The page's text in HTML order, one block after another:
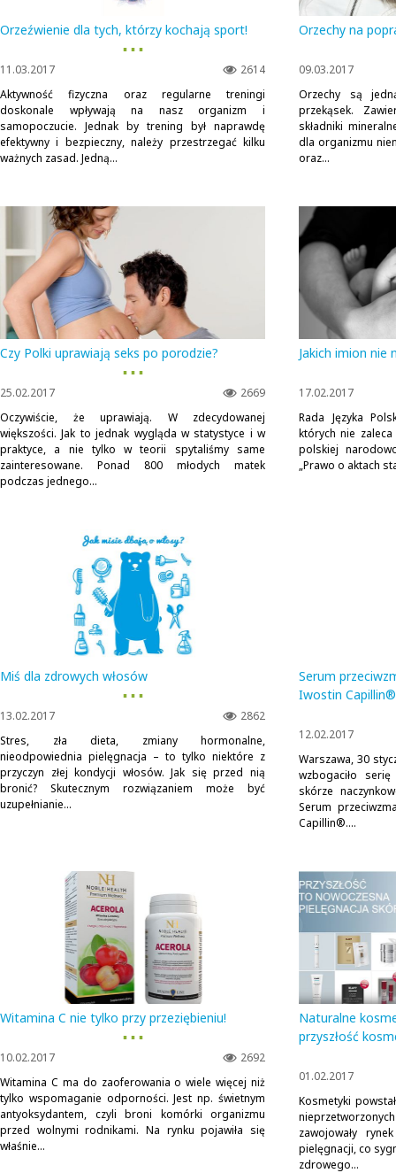
Orzeźwienie dla tych, którzy kochają sport!
▪ ▪ ▪
2614
11.03.2017
Aktywność fizyczna oraz regularne treningi
doskonale wpływają na nasz organizm i
samopoczucie. Jednak by trening był naprawdę
efektywny i bezpieczny, należy przestrzegać kilku
ważnych zasad. Jedną...
Orzechy na
09.03.2017
Orzechy są
przekąsek.
składniki
dla organizmu
oraz...
Czy Polki uprawiają seks po porodzie?
▪ ▪ ▪
2669
25.02.2017
Oczywiście, że uprawiają. W zdecydowanej
większości. Jak to jednak wygląda w statystyce i w
praktyce, a nie tylko w teorii spytaliśmy same
zainteresowane. Ponad 800 młodych matek
podczas jednego...
Jakich imion nie
17.02.2017
Rada Języka
których nie
polskiej
„Prawo o aktach
Miś dla zdrowych włosów
▪ ▪ ▪
2862
13.02.2017
Stres, zła dieta, zmiany hormonalne,
nieodpowiednia pielęgnacja – to tylko niektóre z
przyczyn złej kondycji włosów. Jak się przed nią
bronić? Skutecznym rozwiązaniem może być
uzupełnianie...
Serum
Iwostin Capillin®
12.02.2017
Warszawa, 30
wzbogaciło
skórze
Serum
Capillin®....
Witamina C nie tylko przy przeziębieniu!
▪ ▪ ▪
2692
10.02.2017
Witamina C ma do zaoferowania o wiele więcej niż
tylko wspomaganie odporności. Jest np. świetnym
antyoksydantem, czyli broni komórki organizmu
przed wolnymi rodnikami. Na rynku pojawiła się
właśnie...
Naturalne
przyszłość
01.02.2017
Kosmetyki
zawojowały
pielęgnacji, co
zdrowego...